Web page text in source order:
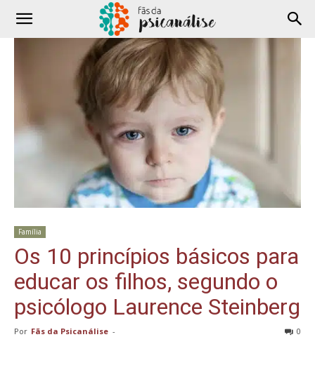
Família
Os 10 princípios básicos para
educar os filhos, segundo o
psicólogo Laurence Steinberg
Por Fãs da Psicanálise - 0